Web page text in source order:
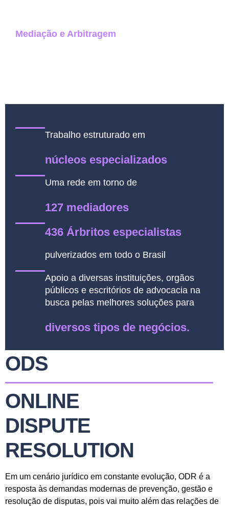
Mediação e Arbitragem
Trabalho estruturado em
núcleos especializados
Uma rede em torno de
127 mediadores
436 Árbritos especialistas
pulverizados em todo o Brasil
Apoio a diversas instituições, orgãos
públicos e escritórios de advocacia na
busca pelas melhores soluções para
diversos tipos de negócios.
ODS
ONLINE
DISPUTE
RESOLUTION
Em um cenário jurídico em constante evolução, ODR é a
resposta às demandas modernas de prevenção, gestão e
resolução de disputas, pois vai muito além das relações de